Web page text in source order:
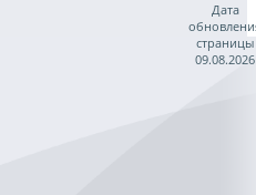
Дата
страницы
09.08.2026